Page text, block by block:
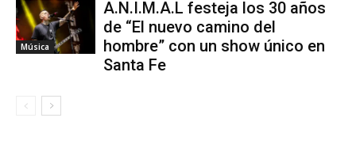
Música
A.N.I.M.A.L festeja los 30 años
de “El nuevo camino del
hombre” con un show único en
Santa Fe